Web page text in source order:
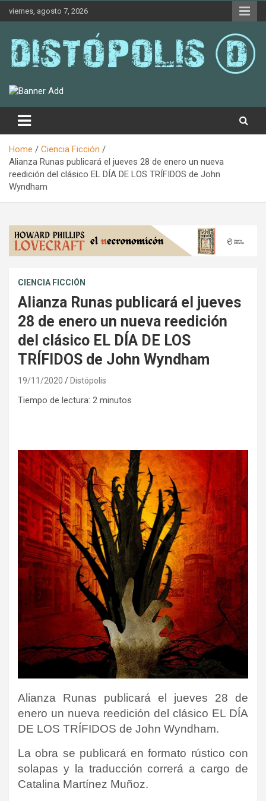
viernes, agosto 7, 2026
Distópolis
Home
Ciencia Ficción
Alianza Runas publicará el jueves 28 de enero un nueva
reedición del clásico EL DÍA DE LOS TRÍFIDOS de John
Wyndham
CIENCIA FICCIÓN
Alianza Runas publicará el jueves
28 de enero un nueva reedición
del clásico EL DÍA DE LOS
TRÍFIDOS de John Wyndham
19/11/2020 Distópolis
Tiempo de lectura: 2 minutos
Alianza Runas publicará el jueves 28 de
enero un nueva reedición del clásico EL DÍA
DE LOS TRÍFIDOS de John Wyndham.
La obra se publicará en formato rústico con
solapas y la traducción correrá a cargo de
Catalina Martínez Muñoz.